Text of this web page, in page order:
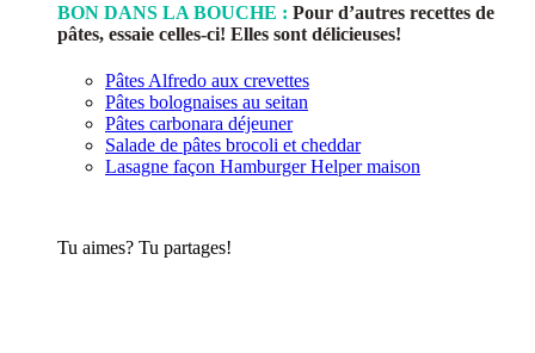
BON DANS LA BOUCHE : Pour d’autres recettes de
pâtes, essaie celles-ci! Elles sont délicieuses!
Pâtes Alfredo aux crevettes
Pâtes bolognaises au seitan
Pâtes carbonara déjeuner
Salade de pâtes brocoli et cheddar
Lasagne façon Hamburger Helper maison
Tu aimes? Tu partages!